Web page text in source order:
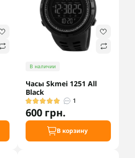
В наличии
Часы Skmei 1251 All
Black
1
600 грн.
В корзину